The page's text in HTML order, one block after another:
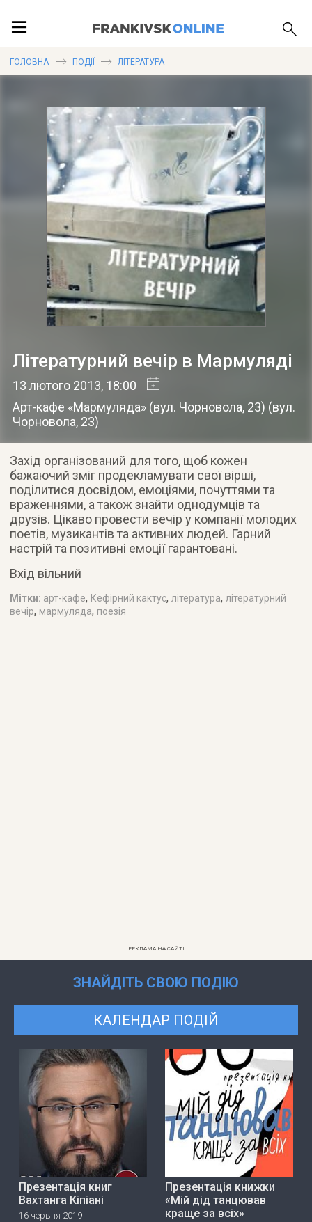
ПУБЛІКАЦІЇ
ГОЛОВНА ПОДІЇ ЛІТЕРАТУРА
Літературний вечір в Мармуляді
13 лютого 2013, 18:00
Арт-кафе «Мармуляда» (вул. Чорновола, 23) (вул.
Чорновола, 23)
Захід організований для того, щоб кожен
бажаючий зміг продекламувати свої вірші,
поділитися досвідом, емоціями, почуттями та
враженнями, а також знайти однодумців та
друзів. Цікаво провести вечір у компанії молодих
поетів, музикантів та активних людей. Гарний
настрій та позитивні емоції гарантовані.
Вхід вільний
Мітки: арт-кафе, Кефірний кактус, література, літературний
вечір, мармуляда, поезія
РЕКЛАМА НА САЙТІ
ЗНАЙДІТЬ СВОЮ ПОДІЮ
КАЛЕНДАР ПОДІЙ
Презентація книг
Вахтанга Кіпіані
16 червня 2019
Презентація книжки
«Мій дід танцював
краще за всіх»